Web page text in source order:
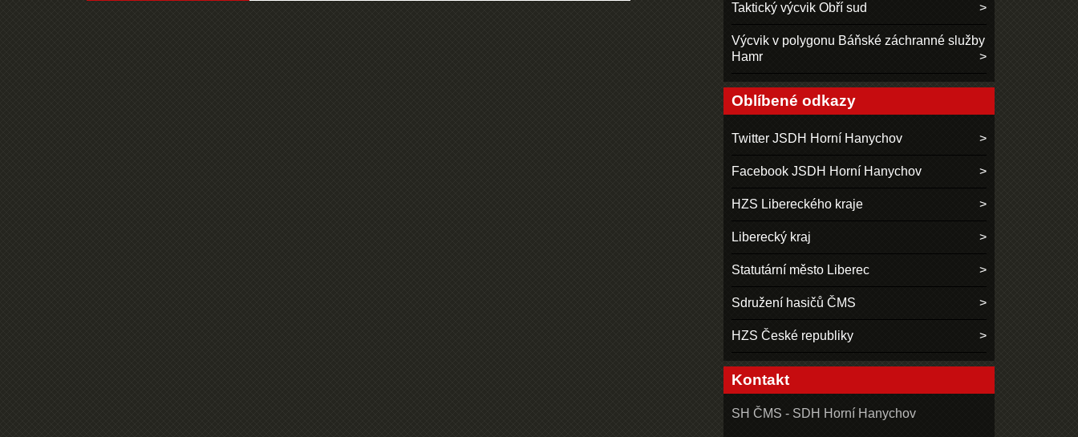
Taktický výcvik Obří sud
Výcvik v polygonu Báňské záchranné služby
Hamr
Oblíbené odkazy
Twitter JSDH Horní Hanychov
Facebook JSDH Horní Hanychov
HZS Libereckého kraje
Liberecký kraj
Statutární město Liberec
Sdružení hasičů ČMS
HZS České republiky
Kontakt
SH ČMS - SDH Horní Hanychov